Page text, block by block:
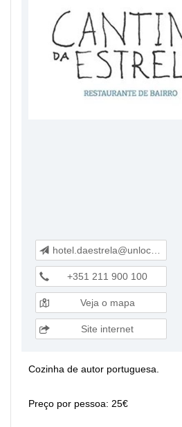
hotel.daestrela@unlockhotels.com
+351 211 900 100
Veja o mapa
Site internet
Cozinha de autor portuguesa.
Preço por pessoa: 25€